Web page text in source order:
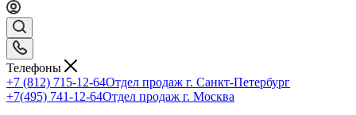
Телефоны
+7 (812) 715-12-64Отдел продаж г. Санкт-Петербург
+7(495) 741-12-64Отдел продаж г. Москва